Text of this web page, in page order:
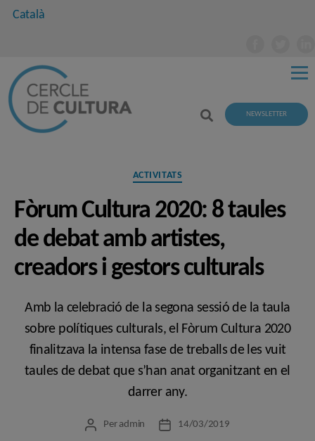
Català
NEWSLETTER
Categories
ACTIVITATS
Fòrum Cultura 2020: 8 taules
de debat amb artistes,
creadors i gestors culturals
Amb la celebració de la segona sessió de la taula
sobre polítiques culturals, el Fòrum Cultura 2020
finalitzava la intensa fase de treballs de les vuit
taules de debat que s’han anat organitzant en el
darrer any.
Autor
Per admin
Data14/03/2019